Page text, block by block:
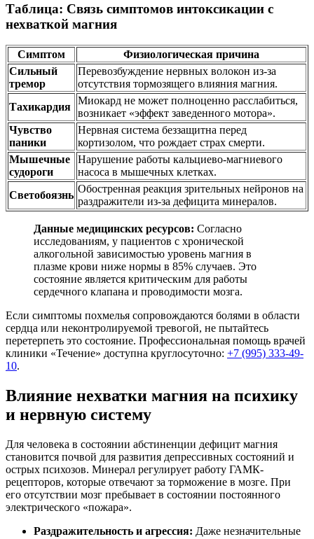
Таблица: Связь симптомов интоксикации с
нехваткой магния
Симптом
Физиологическая причина
Сильный
тремор
Перевозбуждение нервных волокон из-за
отсутствия тормозящего влияния магния.
Тахикардия
Миокард не может полноценно расслабиться,
возникает «эффект заведенного мотора».
Чувство
паники
Нервная система беззащитна перед
кортизолом, что рождает страх смерти.
Мышечные
судороги
Нарушение работы кальциево-магниевого
насоса в мышечных клетках.
Светобоязнь
Обостренная реакция зрительных нейронов на
раздражители из-за дефицита минералов.
Данные медицинских ресурсов: Согласно
исследованиям, у пациентов с хронической
алкогольной зависимостью уровень магния в
плазме крови ниже нормы в 85% случаев. Это
состояние является критическим для работы
сердечного клапана и проводимости мозга.
Если симптомы похмелья сопровождаются болями в области
сердца или неконтролируемой тревогой, не пытайтесь
перетерпеть это состояние. Профессиональная помощь врачей
клиники «Течение» доступна круглосуточно: +7 (995) 333-49-
10.
Влияние нехватки магния на психику
и нервную систему
Для человека в состоянии абстиненции дефицит магния
становится почвой для развития депрессивных состояний и
острых психозов. Минерал регулирует работу ГАМК-
рецепторов, которые отвечают за торможение в мозге. При
его отсутствии мозг пребывает в состоянии постоянного
электрического «пожара».
Раздражительность и агрессия: Даже незначительные